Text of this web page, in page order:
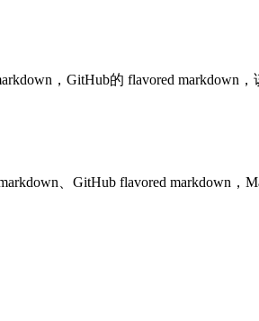
，GitHub的 flavored
、GitHub flavored markdown